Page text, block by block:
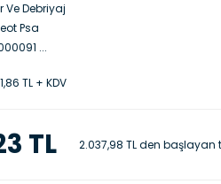
Ve Debriyaj
Psa
...
TL + KDV
TL 2.037,98 TL den başlayan